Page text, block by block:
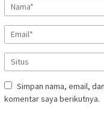
Simpan nama, email,
komentar saya berikutnya.